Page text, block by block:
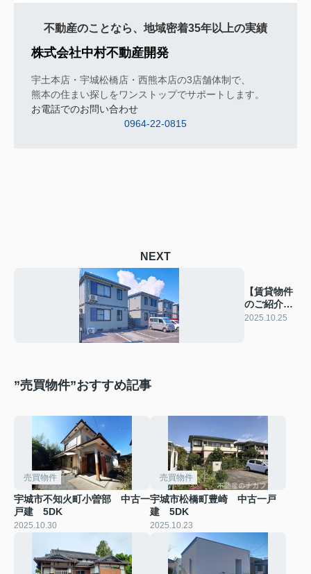
不動産のことなら、地域密着35年以上の実績
株式会社中村不動産開発
宇土本店・宇城松橋店・西熊本店の3店舗体制で、
熊本の住まい探しをワンストップでサポートします。
お電話でのお問い合わせ
0964-22-0815
NEXT
【賃貸物件
のご紹介】
グラシス
2025.10.25
”売買物件”おすすめ記事
売買物件
宇城市不知火町小曽部 中古一
戸建 5DK
2025.10.30
売買物件
宇城市松橋町豊崎 中古一戸
建 5DK
2025.10.23